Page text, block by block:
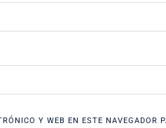
Y WEB EN ESTE NAVEGADOR